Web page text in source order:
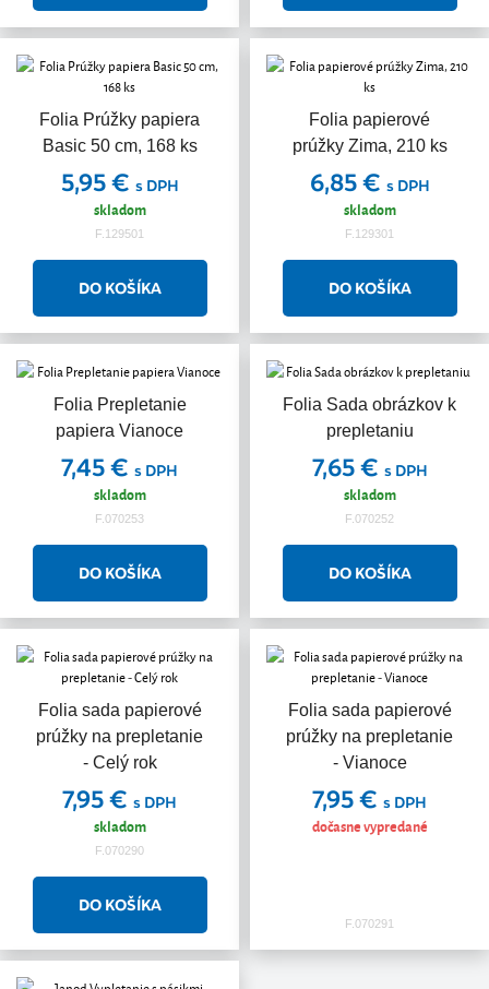
Folia Prúžky papiera
Basic 50 cm, 168 ks
5,95 € s DPH
skladom
F.129501
Folia papierové
prúžky Zima, 210 ks
6,85 € s DPH
skladom
F.129301
Folia Prepletanie
papiera Vianoce
7,45 € s DPH
skladom
F.070253
Folia Sada obrázkov k
prepletaniu
7,65 € s DPH
skladom
F.070252
Folia sada papierové
prúžky na prepletanie
- Celý rok
7,95 € s DPH
skladom
F.070290
Folia sada papierové
prúžky na prepletanie
- Vianoce
7,95 € s DPH
dočasne vypredané
F.070291